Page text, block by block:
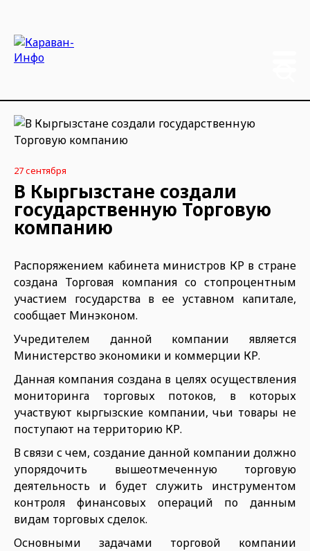
27 сентября
В Кыргызстане создали
государственную Торговую
компанию
Распоряжением кабинета министров КР в стране
создана Торговая компания со стопроцентным
участием государства в ее уставном капитале,
сообщает Минэконом.
Учредителем данной компании является
Министерство экономики и коммерции КР.
Данная компания создана в целях осуществления
мониторинга торговых потоков, в которых
участвуют кыргызские компании, чьи товары не
поступают на территорию КР.
В связи с чем, создание данной компании должно
упорядочить вышеотмеченную торговую
деятельность и будет служить инструментом
контроля финансовых операций по данным
видам торговых сделок.
Основными задачами торговой компании